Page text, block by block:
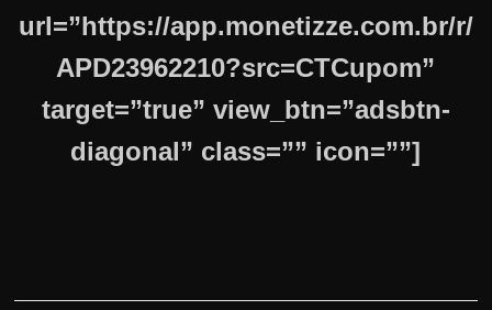
url=”https://app.monetizze.com.br/r/
APD23962210?src=CTCupom”
target=”true” view_btn=”adsbtn-
diagonal” class=”” icon=””]